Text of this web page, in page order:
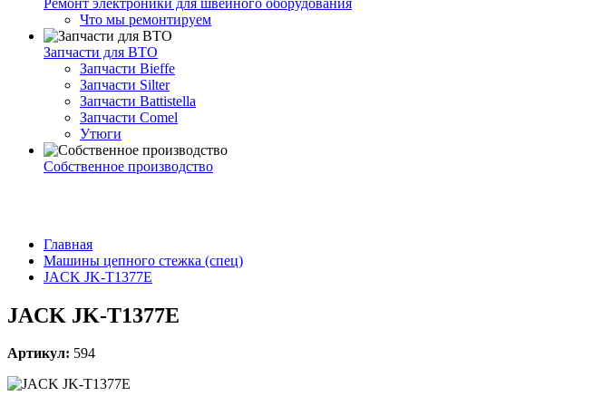
Что мы ремонтируем
Запчасти для ВТО
Запчасти Bieffe
Запчасти Silter
Запчасти Battistella
Запчасти Comel
Утюги
Собственное производство
Главная
Машины цепного стежка (спец)
JACK JK-T1377E
JACK JK-T1377E
Артикул: 594